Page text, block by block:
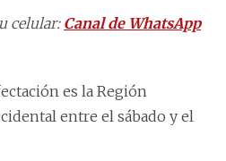
celular: Canal de WhatsApp
es la Región
entre el sábado y el